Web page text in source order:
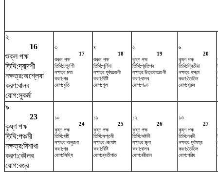
২
16
শুক্ল পক্ষ
তিথি:দ্বাদশী
নক্ষত্র:অশ্লেষা
করণ:বালব
যোগ:সুকর্মা
৩
17
শুক্ল পক্ষ
তিথি:চতুর্দশী
নক্ষত্র:মঘা
করণ:গর
যোগ:ধৃতি
৪
18
শুক্ল পক্ষ
তিথি:পূর্ণিমা
নক্ষত্র:পূর্বফাল্গুনী
করণ:বিষ্টি
যোগ:শূল
৫
19
কৃষ্ণ পক্ষ
তিথি:প্রতিপদ
নক্ষত্র:উত্তরফাল্গুনী
করণ:বালব
যোগ:গণ্ড
৬
20
কৃষ্ণ পক্ষ
তিথি:দ্বিতীয়া
নক্ষত্র:হস্তা
করণ:তৈতিল
যোগ:ধ্রুব
৯
23
কৃষ্ণ পক্ষ
তিথি:পঞ্চমী
নক্ষত্র:বিশাখা
করণ:কৌলব
যোগ:বজ্র
১০
24
কৃষ্ণ পক্ষ
তিথি:ষষ্ঠী
নক্ষত্র:অনুরাধা
করণ:গর
যোগ:সিদ্ধি
১১
25
কৃষ্ণ পক্ষ
তিথি:সপ্তমী
নক্ষত্র:জ্যেষ্ঠা
করণ:বিষ্টি
যোগ:ব্যতীপাত
১২
26
কৃষ্ণ পক্ষ
তিথি:অষ্টমী
নক্ষত্র:মূলা
করণ:বালব
যোগ:বরীয়ান
১৩
27
কৃষ্ণ পক্ষ
তিথি:নবমী
নক্ষত্র:পূর্বাষাঢ়া
করণ:তৈতিল
যোগ:পরিঘ